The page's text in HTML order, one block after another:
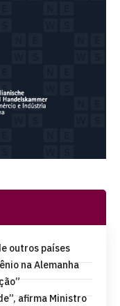
outros países
na Alemanha
afirma Ministro